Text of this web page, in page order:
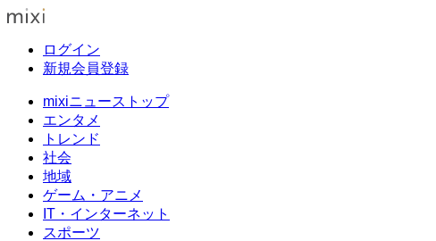
ログイン
新規会員登録
mixiニューストップ
エンタメ
トレンド
社会
地域
ゲーム・アニメ
IT・インターネット
スポーツ